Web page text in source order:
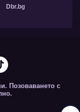
Dbr.bg
Позоваването с